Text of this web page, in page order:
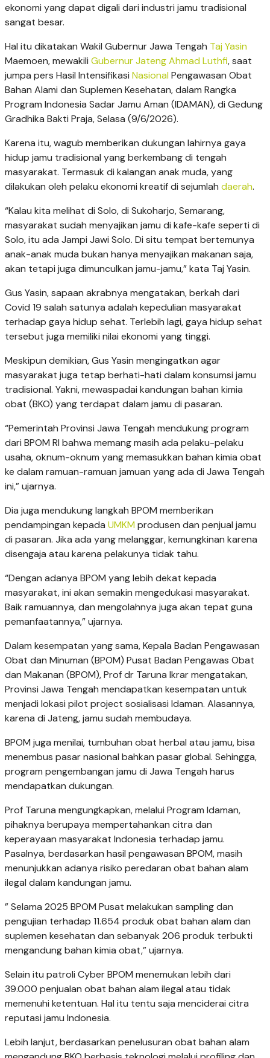
ekonomi yang dapat digali dari industri jamu tradisional
sangat besar.
Hal itu dikatakan Wakil Gubernur Jawa Tengah Taj Yasin
Maemoen, mewakili Gubernur JatengAhmad Luthfi, saat
jumpa pers Hasil Intensifikasi Nasional Pengawasan Obat
Bahan Alami dan Suplemen Kesehatan, dalam Rangka
Program Indonesia Sadar Jamu Aman (IDAMAN), di Gedung
Gradhika Bakti Praja, Selasa (9/6/2026).
Karena itu, wagub memberikan dukungan lahirnya gaya
hidup jamu tradisional yang berkembang di tengah
masyarakat. Termasuk di kalangan anak muda, yang
dilakukan oleh pelaku ekonomi kreatif di sejumlah daerah.
“Kalau kita melihat di Solo, di Sukoharjo, Semarang,
masyarakat sudah menyajikan jamu di kafe-kafe seperti di
Solo, itu ada Jampi Jawi Solo. Di situ tempat bertemunya
anak-anak muda bukan hanya menyajikan makanan saja,
akan tetapi juga dimunculkan jamu-jamu,” kata Taj Yasin.
Gus Yasin, sapaan akrabnya mengatakan, berkah dari
Covid 19 salah satunya adalah kepedulian masyarakat
terhadap gaya hidup sehat. Terlebih lagi, gaya hidup sehat
tersebut juga memiliki nilai ekonomi yang tinggi.
Meskipun demikian, Gus Yasin mengingatkan agar
masyarakat juga tetap berhati-hati dalam konsumsi jamu
tradisional. Yakni, mewaspadai kandungan bahan kimia
obat (BKO) yang terdapat dalam jamu di pasaran.
“Pemerintah Provinsi Jawa Tengah mendukung program
dari BPOM RI bahwa memang masih ada pelaku-pelaku
usaha, oknum-oknum yang memasukkan bahan kimia obat
ke dalam ramuan-ramuan jamuan yang ada di Jawa Tengah
ini,” ujarnya.
Dia juga mendukung langkah BPOM memberikan
pendampingan kepada UMKM produsen dan penjual jamu
di pasaran. Jika ada yang melanggar, kemungkinan karena
disengaja atau karena pelakunya tidak tahu.
“Dengan adanya BPOM yang lebih dekat kepada
masyarakat, ini akan semakin mengedukasi masyarakat.
Baik ramuannya, dan mengolahnya juga akan tepat guna
pemanfaatannya,” ujarnya.
Dalam kesempatan yang sama, Kepala Badan Pengawasan
Obat dan Minuman (BPOM) Pusat Badan Pengawas Obat
dan Makanan (BPOM), Prof dr Taruna Ikrar mengatakan,
Provinsi Jawa Tengah mendapatkan kesempatan untuk
menjadi lokasi pilot project sosialisasi Idaman. Alasannya,
karena di Jateng, jamu sudah membudaya.
BPOM juga menilai, tumbuhan obat herbal atau jamu, bisa
menembus pasar nasional bahkan pasar global. Sehingga,
program pengembangan jamu di Jawa Tengah harus
mendapatkan dukungan.
Prof Taruna mengungkapkan, melalui Program Idaman,
pihaknya berupaya mempertahankan citra dan
keperayaan masyarakat Indonesia terhadap jamu.
Pasalnya, berdasarkan hasil pengawasan BPOM, masih
menunjukkan adanya risiko peredaran obat bahan alam
ilegal dalam kandungan jamu.
” Selama 2025 BPOM Pusat melakukan sampling dan
pengujian terhadap 11.654 produk obat bahan alam dan
suplemen kesehatan dan sebanyak 206 produk terbukti
mengandung bahan kimia obat,” ujarnya.
Selain itu patroli Cyber BPOM menemukan lebih dari
39.000 penjualan obat bahan alam ilegal atau tidak
memenuhi ketentuan. Hal itu tentu saja menciderai citra
reputasi jamu Indonesia.
Lebih lanjut, berdasarkan penelusuran obat bahan alam